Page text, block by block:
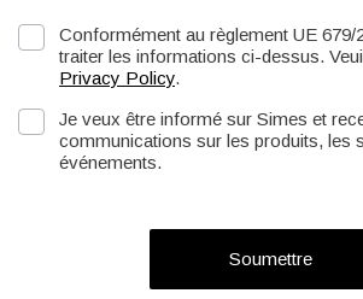
Conformément au règlement UE 679/
traiter les informations ci-dessus.
Privacy Policy.
Je veux être informé sur Simes et
communications sur les produits, les
événements.
Soumettre